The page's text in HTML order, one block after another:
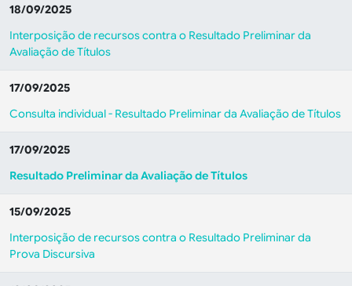
18/09/2025
Interposição de recursos contra o Resultado Preliminar da
Avaliação de Títulos
17/09/2025
Consulta individual - Resultado Preliminar da Avaliação de Títulos
17/09/2025
Resultado Preliminar da Avaliação de Títulos
15/09/2025
Interposição de recursos contra o Resultado Preliminar da
Prova Discursiva